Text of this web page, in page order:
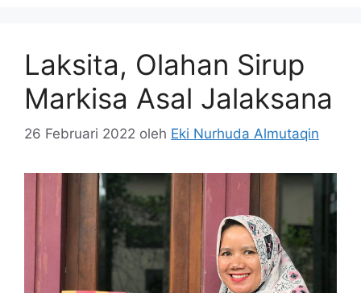
Laksita, Olahan Sirup
Markisa Asal Jalaksana
26 Februari 2022 oleh Eki Nurhuda Almutaqin